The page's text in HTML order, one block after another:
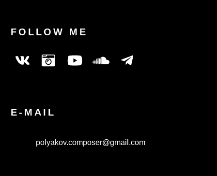
FOLLOW ME
E-MAIL
polyakov.composer@gmail.com